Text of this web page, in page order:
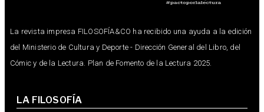
La revista impresa FILOSOFÍA&CO ha recibido una ayuda a la edición
del Ministerio de Cultura y Deporte - Dirección General del Libro, del
Cómic y de la Lectura. Plan de Fomento de la Lectura 2025.
LA FILOSOFÍA